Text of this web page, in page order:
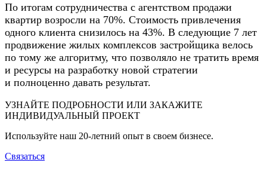
По итогам сотрудничества с агентством продажи
квартир возросли на 70%. Стоимость привлечения
одного клиента снизилось на 43%. В следующие 7 лет
продвижение жилых комплексов застройщика велось
по тому же алгоритму, что позволяло не тратить время
и ресурсы на разработку новой стратегии
и полноценно давать результат.
УЗНАЙТЕ ПОДРОБНОСТИ ИЛИ ЗАКАЖИТЕ
ИНДИВИДУАЛЬНЫЙ ПРОЕКТ
Используйте наш 20-летний опыт в своем бизнесе.
Связаться